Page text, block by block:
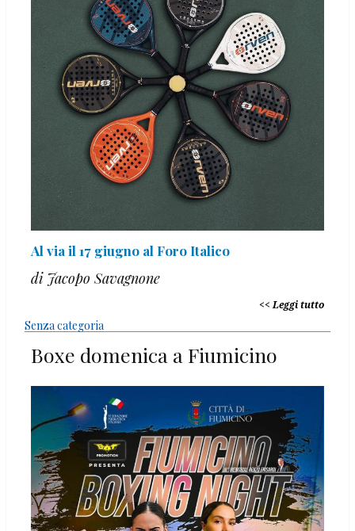
Al via il 17 giugno al Foro Italico
di Jacopo Savagnone
Leggi tutto
Senza categoria
Boxe domenica a Fiumicino